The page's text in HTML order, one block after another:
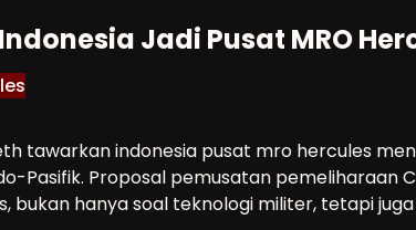
Jadi Pusat MRO
tawarkan indonesia pusat mro hercules
Pasifik. Proposal pemusatan pemeliharaan
bukan hanya soal teknologi militer, tetapi